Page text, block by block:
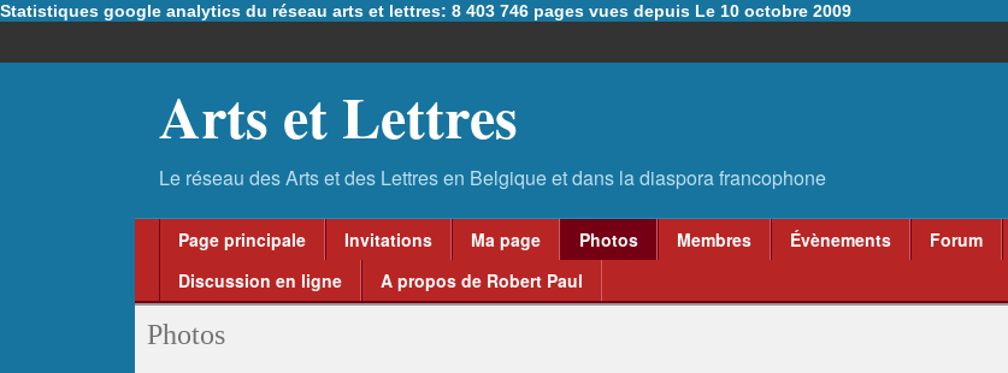
Statistiques google analytics du réseau arts et lettres: 8 403 746 pages vues depuis Le 10 octobre 2009
Arts et Lettres
Page principale Invitations Ma page Photos Membres Évènements Forum
Discussion en ligne
A propos de Robert Paul
Photos